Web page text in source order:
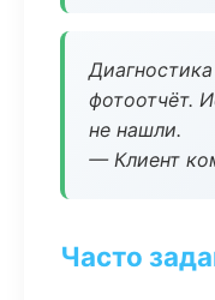
фотоотчёт.
не нашли.
— Клиент
Часто